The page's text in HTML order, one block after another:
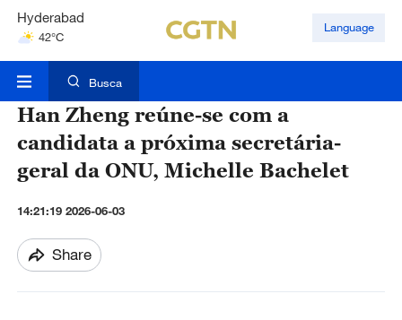
Hyderabad
42°C
Mumbai
Language
Busca
Han Zheng reúne-se com a
candidata a próxima secretária-
geral da ONU, Michelle Bachelet
14:21:19 2026-06-03
Share